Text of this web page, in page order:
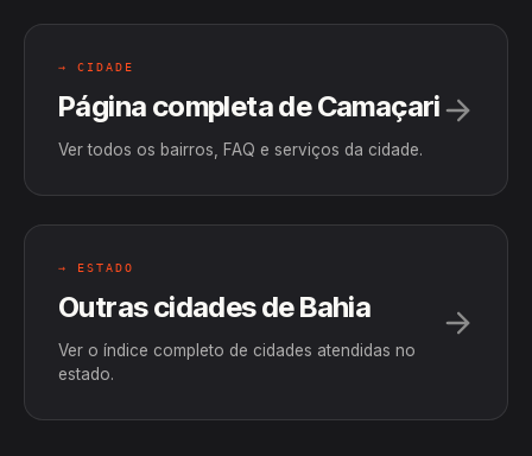
→ CIDADE
Página completa de Camaçari
Ver todos os bairros, FAQ e serviços da cidade.
→ ESTADO
Outras cidades de Bahia
Ver o índice completo de cidades atendidas no
estado.